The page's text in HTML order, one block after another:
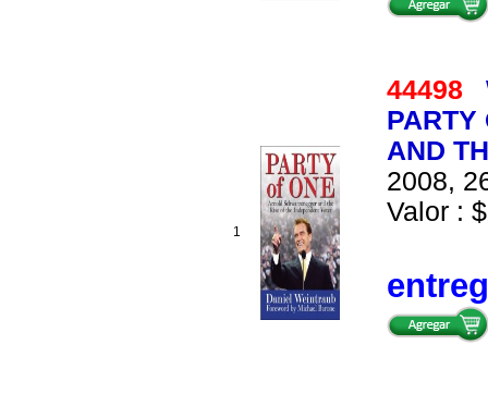
1
44498
PARTY
AND
2008,
Valor :